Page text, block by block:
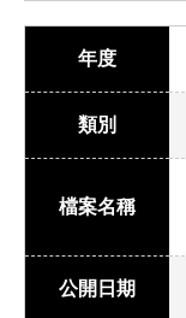
年度
類別
檔案名稱
公開日期